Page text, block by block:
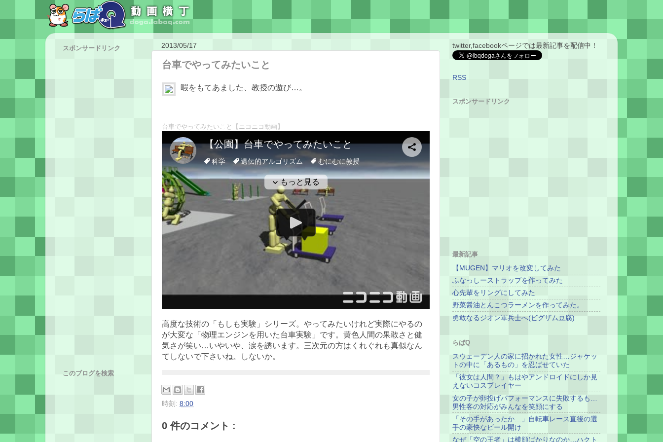
2013/05/17
台車でやってみたいこと
暇をもてあました、教授の遊び…。
台車でやってみたいこと 【ニコニコ動画】
高度な技術の「もしも実験」シリーズ。やってみたいけれど実際にやるの
が大変な「物理エンジンを用いた台車実験」です。黄色人間の果敢さと健
気さが笑い…いやいや、涙を誘います。三次元の方はくれぐれも真似なん
てしないで下さいね。しないか。
時刻: 8:00
0 件のコメント :
スポンサードリンク
このブログを検索
twitter,facebookページでは最新記事を配信中！
RSS
スポンサードリンク
最新記事
【MUGEN】マリオを改変してみた
ふなっしーストラップを作ってみた
心先輩をリングにしてみた
野菜醤油とんこつラーメンを作ってみた。
勇敢なるジオン軍兵士へ(ビグザム豆腐)
らばQ
スウェーデン人の家に招かれた女性…ジャケッ
トの中に「あるもの」を忍ばせていた
「彼女は人間？」もはやアンドロイドにしか見
えないコスプレイヤー
女の子が卵投げパフォーマンスに失敗するも…
男性客の対応がみんなを笑顔にする
「その手があったか…」自転車レース直後の選
手の豪快なビール開け
なぜ「空の王者」は横顔ばかりなのか…ハクト